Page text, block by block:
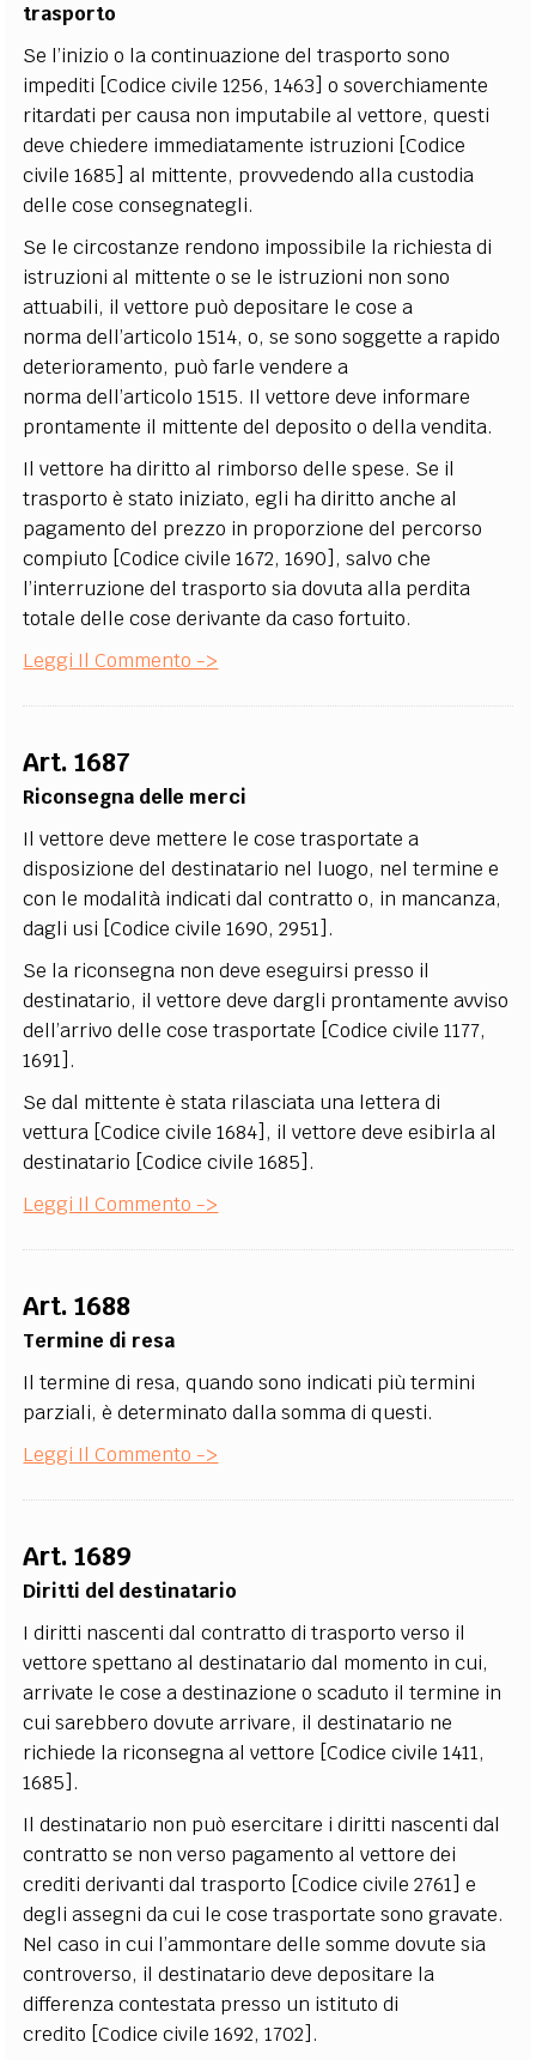
trasporto
Se l’inizio o la continuazione del trasporto sono
impediti [Codice civile 1256, 1463] o soverchiamente
ritardati per causa non imputabile al vettore, questi
deve chiedere immediatamente istruzioni [Codice
civile 1685] al mittente, provvedendo alla custodia
delle cose consegnategli.
Se le circostanze rendono impossibile la richiesta di
istruzioni al mittente o se le istruzioni non sono
attuabili, il vettore può depositare le cose a
norma dell’articolo 1514, o, se sono soggette a rapido
deterioramento, può farle vendere a
norma dell’articolo 1515. Il vettore deve informare
prontamente il mittente del deposito o della vendita.
Il vettore ha diritto al rimborso delle spese. Se il
trasporto è stato iniziato, egli ha diritto anche al
pagamento del prezzo in proporzione del percorso
compiuto [Codice civile 1672, 1690], salvo che
l’interruzione del trasporto sia dovuta alla perdita
totale delle cose derivante da caso fortuito.
Leggi Il Commento ->
Art. 1687
Riconsegna delle merci
Il vettore deve mettere le cose trasportate a
disposizione del destinatario nel luogo, nel termine e
con le modalità indicati dal contratto o, in mancanza,
dagli usi [Codice civile 1690, 2951].
Se la riconsegna non deve eseguirsi presso il
destinatario, il vettore deve dargli prontamente avviso
dell’arrivo delle cose trasportate [Codice civile 1177,
1691].
Se dal mittente è stata rilasciata una lettera di
vettura [Codice civile 1684], il vettore deve esibirla al
destinatario [Codice civile 1685].
Leggi Il Commento ->
Art. 1688
Termine di resa
Il termine di resa, quando sono indicati più termini
parziali, è determinato dalla somma di questi.
Leggi Il Commento ->
Art. 1689
Diritti del destinatario
I diritti nascenti dal contratto di trasporto verso il
vettore spettano al destinatario dal momento in cui,
arrivate le cose a destinazione o scaduto il termine in
cui sarebbero dovute arrivare, il destinatario ne
richiede la riconsegna al vettore [Codice civile 1411,
1685].
Il destinatario non può esercitare i diritti nascenti dal
contratto se non verso pagamento al vettore dei
crediti derivanti dal trasporto [Codice civile 2761] e
degli assegni da cui le cose trasportate sono gravate.
Nel caso in cui l’ammontare delle somme dovute sia
controverso, il destinatario deve depositare la
differenza contestata presso un istituto di
credito [Codice civile 1692, 1702].